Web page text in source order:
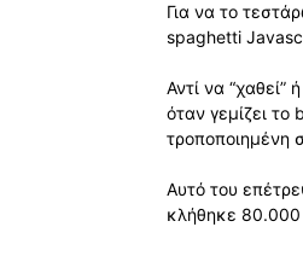
Για να το
spaghetti
Αντί να
όταν γεμίζει
τροποποιημένη
Αυτό του
κλήθηκε